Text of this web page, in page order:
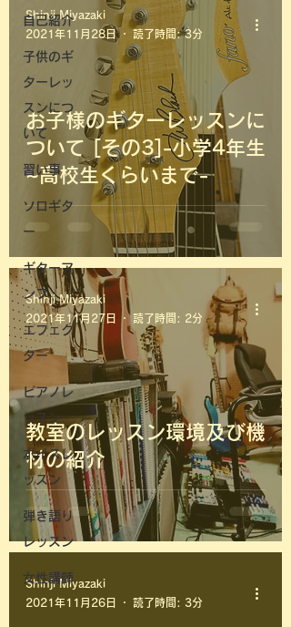
自己紹介
子供のギ
ターレッ
スンにつ
いて
習い事
ソロギタ
ー
ギターア
ンプ
エフェク
ター
ピアノレ
ッスン
ボイスレ
ッスン
弾き語り
レッスン
女性講師
お子様のギターレッスンに
ついて [その3]-小学4年生
~高校生くらいまで-
Shinji Miyazaki
2021年11月28日
読了時間: 3分
教室のレッスン環境及び機
材の紹介
Shinji Miyazaki
2021年11月27日
読了時間: 2分
Shinji Miyazaki
2021年11月26日
読了時間: 3分